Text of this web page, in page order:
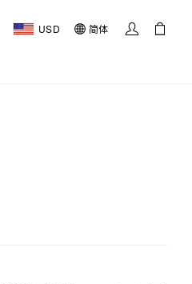
USD 简体